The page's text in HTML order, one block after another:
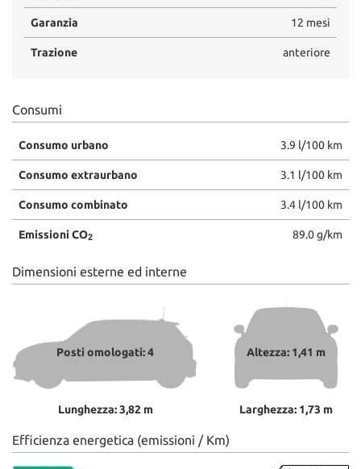
Garanzia 12 mesi
Trazione anteriore
Consumi
Consumo urbano 3.9 l/100 km
Consumo extraurbano 3.1 l/100 km
Consumo combinato 3.4 l/100 km
Emissioni CO2 89.0 g/km
Dimensioni esterne ed interne
Posti omologati: 4
Lunghezza: 3,82 m
Altezza: 1,41 m
Larghezza: 1,73 m
Efficienza energetica (emissioni / Km)